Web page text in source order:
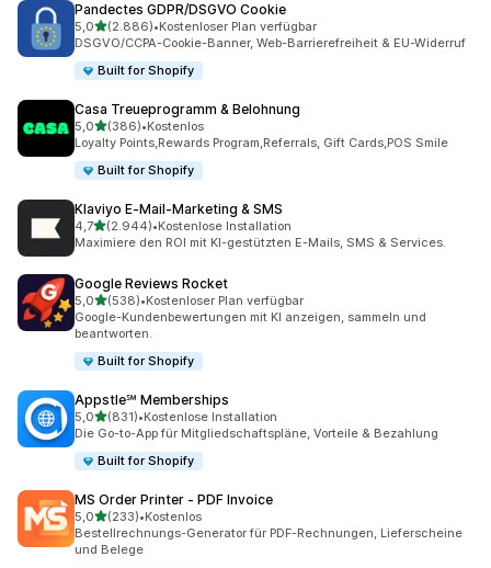
Pandectes GDPR/DSGVO Cookie
5,0von 5 Sternen
(2.886)
2886 Rezensionen insgesamt
•Kostenloser Plan verfügbar
DSGVO/CCPA-Cookie-Banner, Web-Barrierefreiheit & EU-Widerruf
Built for Shopify
Casa Treueprogramm & Belohnung
5,0von 5 Sternen
(386)
386 Rezensionen insgesamt
•Kostenlos
Loyalty Points,Rewards Program,Referrals, Gift Cards,POS Smile
Built for Shopify
Klaviyo E‑Mail‑Marketing & SMS
4,7von 5 Sternen
(2.944)
2944 Rezensionen insgesamt
•Kostenlose Installation
Maximiere den ROI mit KI-gestützten E-Mails, SMS & Services.
Google Reviews Rocket
5,0von 5 Sternen
(538)
538 Rezensionen insgesamt
•Kostenloser Plan verfügbar
Google-Kundenbewertungen mit KI anzeigen, sammeln und
beantworten.
Built for Shopify
Appstle℠ Memberships
5,0von 5 Sternen
(831)
831 Rezensionen insgesamt
•Kostenlose Installation
Die Go-to-App für Mitgliedschaftspläne, Vorteile & Bezahlung
Built for Shopify
MS Order Printer ‑ PDF Invoice
5,0von 5 Sternen
(233)
233 Rezensionen insgesamt
•Kostenlos
Bestellrechnungs-Generator für PDF-Rechnungen, Lieferscheine
und Belege